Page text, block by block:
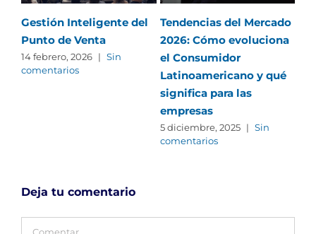
Gestión Inteligente del
Punto de Venta
14 febrero, 2026 | Sin
comentarios
Tendencias del Mercado
2026: Cómo evoluciona
el Consumidor
Latinoamericano y qué
significa para las
empresas
5 diciembre, 2025 | Sin
comentarios
Deja tu comentario
Comentar